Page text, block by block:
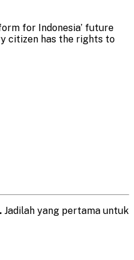
for Indonesia’ future
citizen has the rights to
Jadilah yang pertama untuk